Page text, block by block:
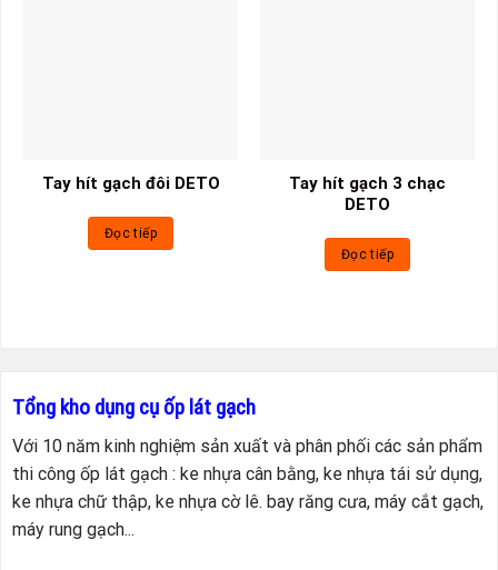
Tay hít gạch đôi DETO
Đọc tiếp
Tay hít gạch 3 chạc
DETO
Đọc tiếp
Tổng kho dụng cụ ốp lát gạch
Với 10 năm kinh nghiệm sản xuất và phân phối các sản phẩm
thi công ốp lát gạch : ke nhựa cân bằng, ke nhựa tái sử dụng,
ke nhựa chữ thập, ke nhựa cờ lê. bay răng cưa, máy cắt gạch,
máy rung gạch...